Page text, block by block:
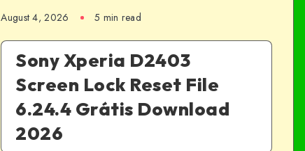
August 4, 2026 5 min read
Sony Xperia D2403
Screen Lock Reset File
6.24.4 Grátis Download
2026